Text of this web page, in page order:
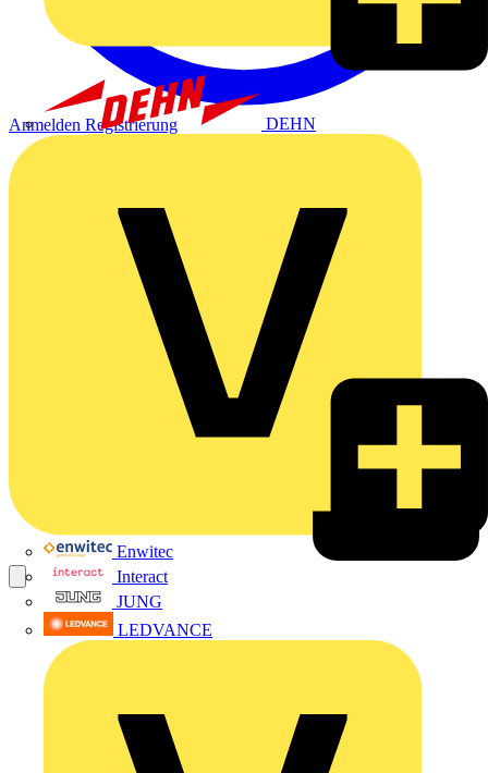
DEHN
Enwitec
Interact
JUNG
LEDVANCE
Anmelden Registrierung